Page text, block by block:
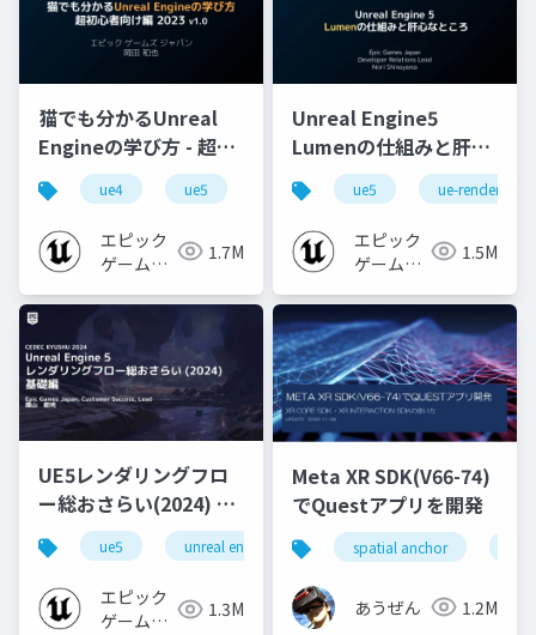
猫でも分かるUnreal
Engineの学び方 - 超初
心者向け編 - 2023 v1.0
ue4 ue5 ue-beginner
エピック
ゲームズ
1.7M
Unreal Engine5
Lumenの仕組みと肝心
なところ
ue5 ue-rendering
エピック
ゲームズ
1.5M
UE5レンダリングフロ
ー総おさらい(2024) 基
礎編！
[CEDEC+KYUSHU
2024]
ue5 unreal engine ue-rendering
エピック
ゲームズ
1.3M
Meta XR SDK(V66-74)
でQuestアプリを開発
spatial anchor
あうぜん 1.2M